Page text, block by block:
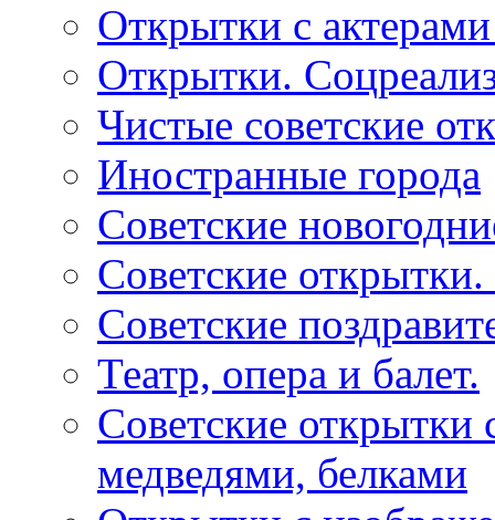
Открытки с
Открытки.
Чистые советские
Иностранные города
Советские
Советские
Советские
Театр, опера и балет.
Советские открытки
медведями, белками